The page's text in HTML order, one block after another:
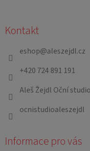
Kontakt
eshop@aleszejdl.cz
+420 724 891 191
Aleš Žejdl Oční studio
ocnistudioaleszejdl
Informace pro vás